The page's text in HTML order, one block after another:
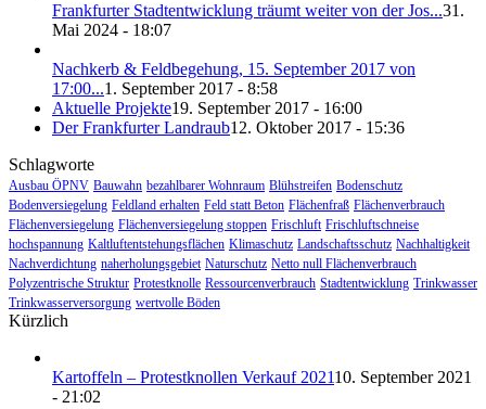
Frankfurter Stadtentwicklung träumt weiter von der Jos...31.
Mai 2024 - 18:07
Nachkerb & Feldbegehung, 15. September 2017 von
17:00...1. September 2017 - 8:58
Aktuelle Projekte19. September 2017 - 16:00
Der Frankfurter Landraub12. Oktober 2017 - 15:36
Schlagworte
Ausbau ÖPNV Bauwahn bezahlbarer Wohnraum Blühstreifen Bodenschutz
Bodenversiegelung Feldland erhalten Feld statt Beton Flächenfraß Flächenverbrauch
Flächenversiegelung Flächenversiegelung stoppen Frischluft Frischluftschneise
hochspannung Kaltluftentstehungsflächen Klimaschutz Landschaftsschutz Nachhaltigkeit
Nachverdichtung naherholungsgebiet Naturschutz Netto null Flächenverbrauch
Polyzentrische Struktur Protestknolle Ressourcenverbrauch Stadtentwicklung Trinkwasser
Trinkwasserversorgung wertvolle Böden
Kürzlich
Kartoffeln – Protestknollen Verkauf 202110. September 2021
- 21:02